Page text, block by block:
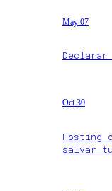
May 07
Oct 30
Hosting
salvar